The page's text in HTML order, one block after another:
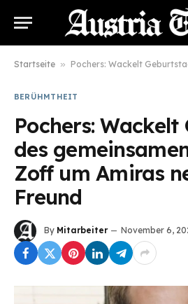
Startseite » Pochers: Wackelt Geburtstag des
BERÜHMTHEIT
Pochers:
des
Zoff um Amiras
Freund
By Mitarbeiter November 6,